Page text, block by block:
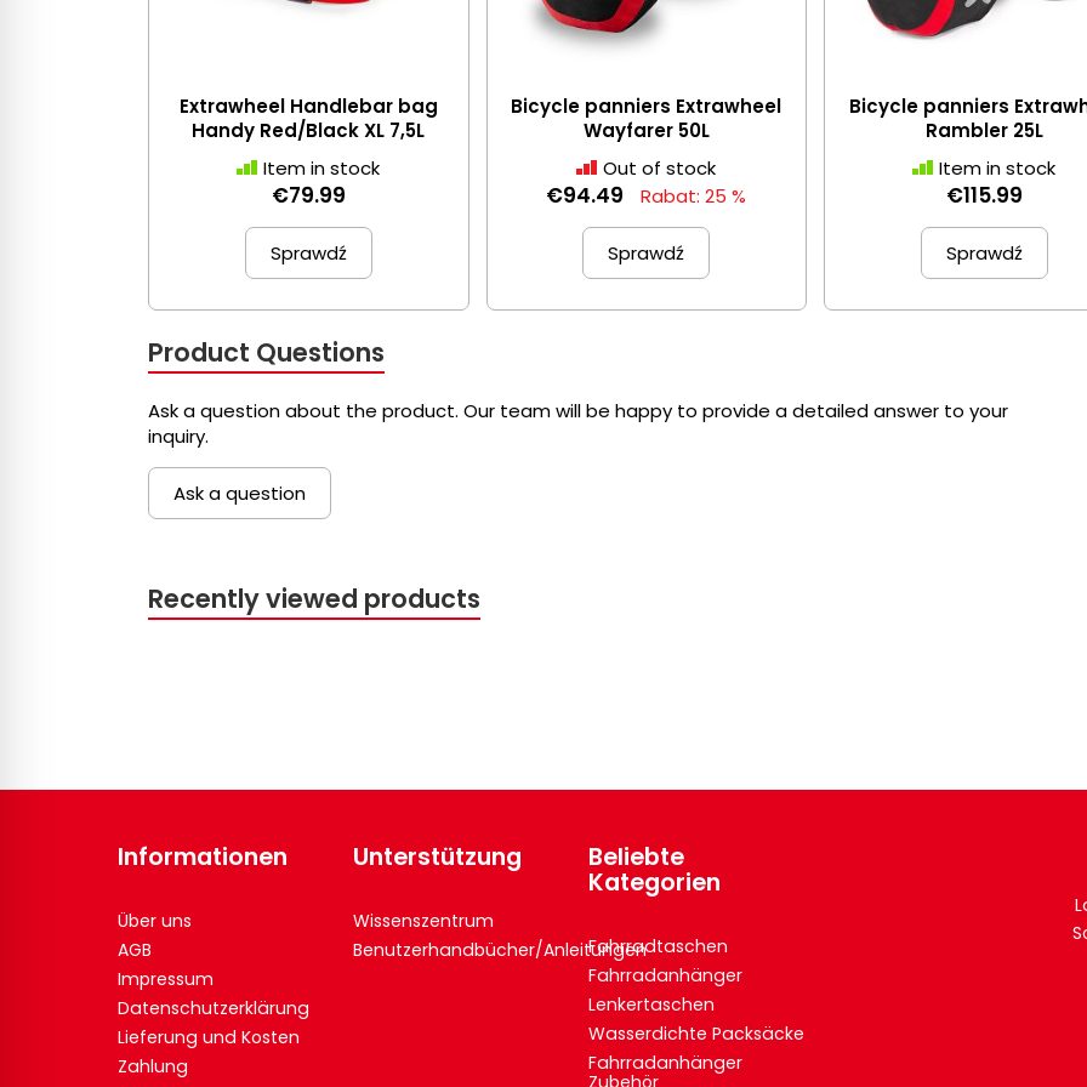
Extrawheel Handlebar bag
Handy Red/Black XL 7,5L
Item in stock
€79.99
Sprawdź
Bicycle panniers Extrawheel
Wayfarer 50L
Out of stock
€94.49 Rabat: 25 %
Sprawdź
Bicycle panniers
Rambler 25L
Item in stock
€115.99
Sprawdź
Product Questions
Ask a question about the product. Our team will be happy to provide a detailed answer to your
inquiry.
Ask a question
Recently viewed products
Informationen
Über uns
AGB
Impressum
Datenschutzerklärung
Lieferung und Kosten
Zahlung
Unterstützung
Wissenszentrum
Benutzerhandbücher/Anleitungen
Beliebte
Kategorien
Fahrradtaschen
Fahrradanhänger
Lenkertaschen
Wasserdichte Packsäcke
Fahrradanhänger
Zubehör